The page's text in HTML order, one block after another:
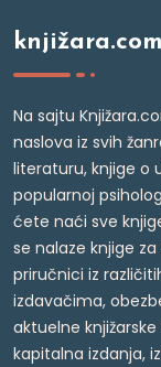
knjižara.com
Na sajtu
naslova iz svih
literaturu, knjige o
popularnoj
ćete naći sve
se nalaze knjige
priručnici iz
izdavačima,
aktuelne
kapitalna izdanja,